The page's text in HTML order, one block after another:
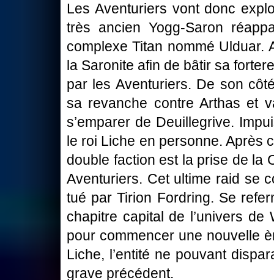
Les Aventuriers vont donc
très ancien Yogg-Saron
complexe Titan nommé
la Saronite afin de bâtir sa
par les Aventuriers. De son
sa revanche contre Arthas et
s’emparer de Deuillegrive.
le roi Liche en personne. Après
double faction est la prise de la
Aventuriers. Cet ultime raid se
tué par Tirion Fordring. Se
chapitre capital de l’univers
pour commencer une nouvelle
Liche, l’entité ne pouvant
grave précédent.